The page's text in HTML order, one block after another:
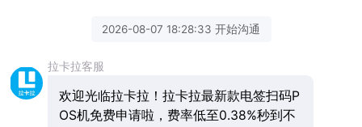
2026-08-07 18:28:33 开始沟通
拉卡拉客服
欢迎光临拉卡拉！拉卡拉最新款电签扫码P
OS机免费申请啦，费率低至0.38%秒到不